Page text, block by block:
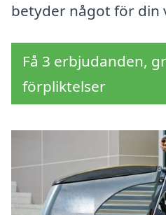
betyder något för din
Få 3 erbjudanden,
förpliktelser